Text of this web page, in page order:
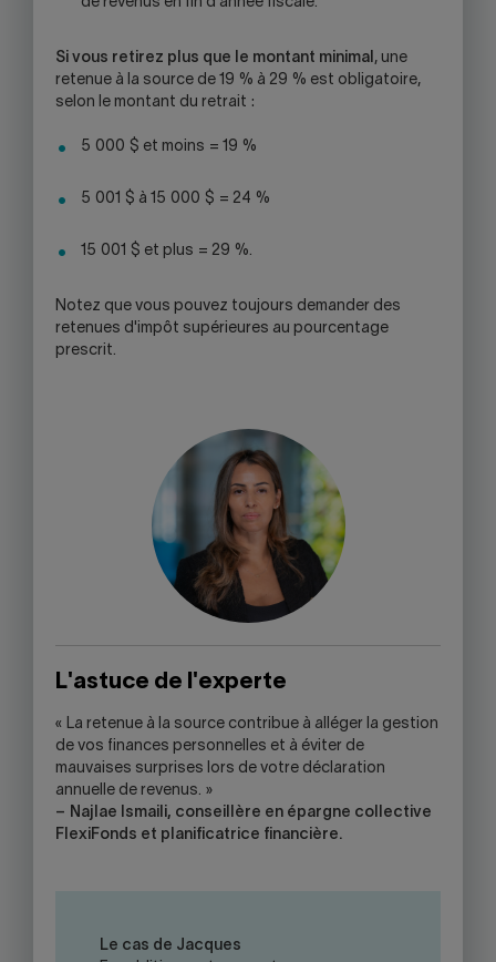
Si vous retirez plus que le montant minimal , une
retenue à la source de 19 % à 29 % est obligatoire,
selon le montant du retrait :
5 000 $ et moins = 19 %
5 001 $ à 15 000 $ = 24 %
15 001 $ et plus = 29 %.
Notez que vous pouvez toujours demander des
retenues d'impôt supérieures au pourcentage
prescrit.
L'astuce de l'experte
« La retenue à la source contribue à alléger la gestion
de vos finances personnelles et à éviter de
mauvaises surprises lors de votre déclaration
annuelle de revenus. »
– Najlae Ismaili, conseillère en épargne collective
FlexiFonds et planificatrice financière.
Le cas de Jacques